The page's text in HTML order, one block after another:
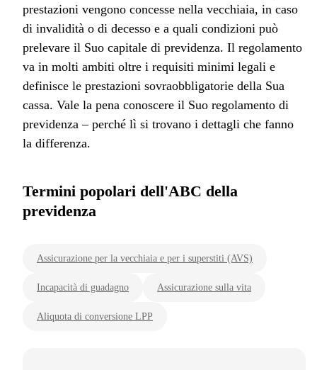
prestazioni vengono concesse nella vecchiaia, in caso
di invalidità o di decesso e a quali condizioni può
prelevare il Suo capitale di previdenza. Il regolamento
va in molti ambiti oltre i requisiti minimi legali e
definisce le prestazioni sovraobbligatorie della Sua
cassa. Vale la pena conoscere il Suo regolamento di
previdenza – perché lì si trovano i dettagli che fanno
la differenza.
Termini popolari dell'ABC della
previdenza
Assicurazione per la vecchiaia e per i superstiti (AVS)
Incapacità di guadagno Assicurazione sulla vita
Aliquota di conversione LPP